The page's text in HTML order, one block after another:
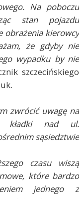
Na poboczu
stan pojazdu
obrażenia kierowcy
że gdyby nie
wypadku by nie
szczecińskiego
zwrócić uwagę na
kładki nad ul.
sąsiedztwie
czasu wiszą
które bardzo
jednego z